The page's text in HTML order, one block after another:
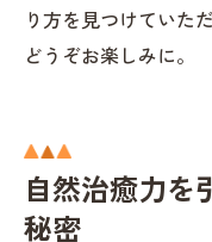
り方を見つけていた
どうぞお楽しみに。
自然治癒力を
秘密